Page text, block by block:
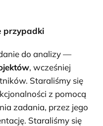
przypadki
do analizy —
, wcześniej
Staraliśmy się
z pomocą
zadania, przez jego
Staraliśmy się